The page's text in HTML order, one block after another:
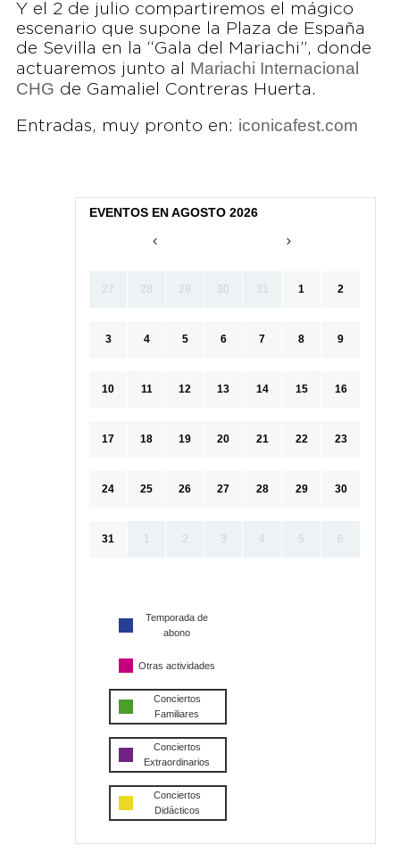
Y el 2 de julio compartiremos el mágico
escenario que supone la Plaza de España
de Sevilla en la “Gala del Mariachi”, donde
actuaremos junto al Mariachi Internacional
CHG de Gamaliel Contreras Huerta.
Entradas, muy pronto en: iconicafest.com
EVENTOS EN AGOSTO 2026
27 28 29 30 31 1 2
3 4 5 6 7 8 9
10 11 12 13 14 15 16
17 18 19 20 21 22 23
24 25 26 27 28 29 30
31 1 2 3 4 5 6
Temporada de
abono
Otras actividades
Conciertos
Familiares
Conciertos
Extraordinarios
Conciertos
Didácticos